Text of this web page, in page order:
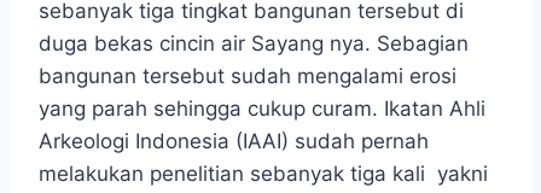
sebanyak tiga tingkat bangunan tersebut di
duga bekas cincin air Sayang nya. Sebagian
bangunan tersebut sudah mengalami erosi
yang parah sehingga cukup curam. Ikatan Ahli
Arkeologi Indonesia (IAAI) sudah pernah
melakukan penelitian sebanyak tiga kali yakni